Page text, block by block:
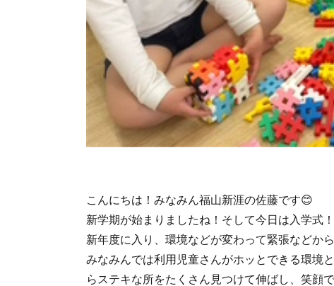
こんにちは！みなみん福山新涯の佐藤です😊
新学期が始まりましたね！そして今日は入学式
新年度に入り、環境などが変わって緊張などか
みなみんでは利用児童さんがホッとできる環境
らステキな所をたくさん見つけて伸ばし、笑顔